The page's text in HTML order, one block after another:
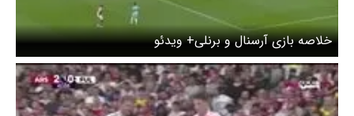
خلاصه بازی آرسنال و برنلی+ ویدئو